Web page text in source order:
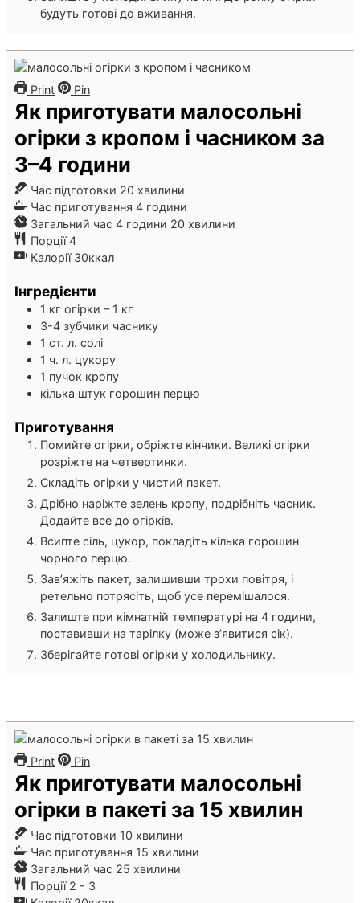
будуть готові до вживання.
Print Pin
Як приготувати малосольні
огірки з кропом і часником за
3–4 години
Час підготовки 20 хвилини
хвилини
Час приготування 4години
години
Загальний час 4години
години 20 хвилини
хвилини
Порції4
Калорії 30ккал
Інгредієнти
1 кг огірки – 1 кг
3-4 зубчики часнику
1 ст. л. солі
1 ч. л. цукору
1 пучок кропу
кілька штук горошин перцю
Приготування
Помийте огірки, обріжте кінчики. Великі огірки
розріжте на четвертинки.
Складіть огірки у чистий пакет.
Дрібно наріжте зелень кропу, подрібніть часник.
Додайте все до огірків.
Всипте сіль, цукор, покладіть кілька горошин
чорного перцю.
Зав’яжіть пакет, залишивши трохи повітря, і
ретельно потрясіть, щоб усе перемішалося.
Залиште при кімнатній температурі на 4 години,
поставивши на тарілку (може з’явитися сік).
Зберігайте готові огірки у холодильнику.
Print Pin
Як приготувати малосольні
огірки в пакеті за 15 хвилин
Час підготовки 10 хвилини
хвилини
Час приготування 15 хвилини
хвилини
Загальний час 25 хвилини
хвилини
Порції 2 - 3